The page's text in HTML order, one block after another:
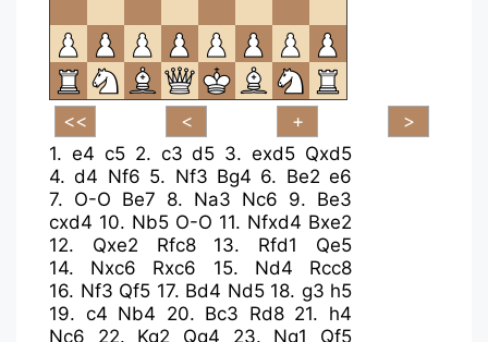
1. e4 c5 2. c3 d5 3.exd5 Qxd5
4.d4 Nf6 5. Nf3 Bg4 6. Be2 e6
7. O-O Be7 8. Na3 Nc6 9. Be3
cxd4 10. Nb5 O-O 11. Nfxd4 Bxe2
12. Qxe2 Rfc8 13. Rfd1
Qe5
14. Nxc6 Rxc6 15. Nd4
Rcc8
16. Nf3 Qf5 17. Bd4 Nd5 18. g3 h5
19. c4 Nb4 20. Bc3 Rd8 21. h4
Nc6
22. Kg2 Qg4 23. Ng1
Qf5